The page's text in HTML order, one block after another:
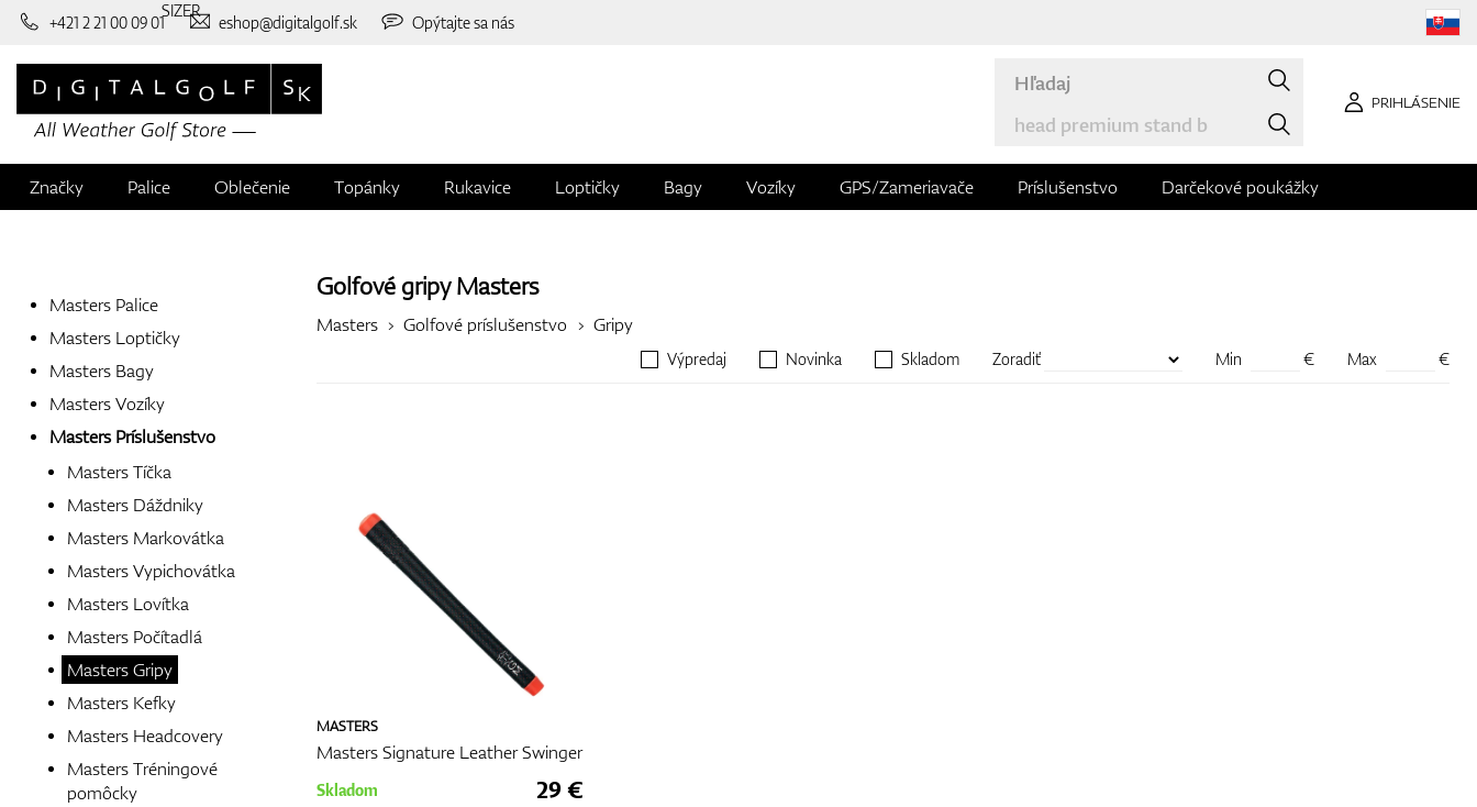
+421 2 21 00 09 01 eshop@digitalgolf.sk Opýtajte sa nás
PRIHLÁSENIE
Značky Palice Oblečenie Topánky Rukavice Loptičky Bagy Vozíky GPS/Zameriavače Príslušenstvo Darčekové poukážky
Masters Palice
Masters Loptičky
Masters Bagy
Masters Vozíky
Masters Príslušenstvo
Masters Tíčka
Masters Dáždniky
Masters Markovátka
Masters Vypichovátka
Masters Lovítka
Masters Počítadlá
Masters Gripy
Masters Kefky
Masters Headcovery
Masters Tréningové
pomôcky
Golfové gripyMasters
Masters Golfové príslušenstvo Gripy
Výpredaj Novinka Skladom Zoradiť Min € Max €
MASTERS
Masters Signature Leather Swinger
Skladom 29 €
SIZER